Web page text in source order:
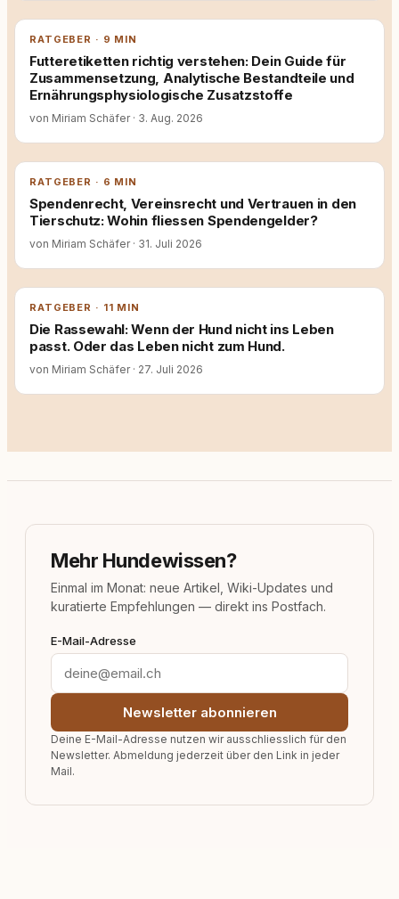
RATGEBER · 9 MIN
Futteretiketten richtig verstehen: Dein Guide für
Zusammensetzung, Analytische Bestandteile und
Ernährungsphysiologische Zusatzstoffe
von Miriam Schäfer · 3. Aug. 2026
RATGEBER · 6 MIN
Spendenrecht, Vereinsrecht und Vertrauen in den
Tierschutz: Wohin fliessen Spendengelder?
von Miriam Schäfer · 31. Juli 2026
RATGEBER · 11 MIN
Die Rassewahl: Wenn der Hund nicht ins Leben
passt. Oder das Leben nicht zum Hund.
von Miriam Schäfer · 27. Juli 2026
Mehr Hundewissen?
Einmal im Monat: neue Artikel, Wiki-Updates und
kuratierte Empfehlungen — direkt ins Postfach.
E-Mail-Adresse
Newsletter abonnieren
Deine E-Mail-Adresse nutzen wir ausschliesslich für den
Newsletter. Abmeldung jederzeit über den Link in jeder
Mail.